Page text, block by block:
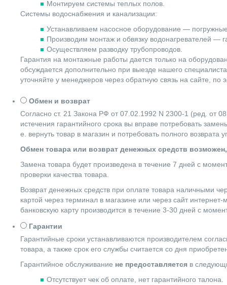
Монтируем системы теплых полов.
Системы водоснабжения и канализации:
Устанавливаем насосное оборудование —
Производим монтаж и обвязку водонагревателей —
Осуществляем разводку трубопроводов.
Гарантия на монтажные работы дается только на
обсуждается дополнительно при выезде нашего
уточняйте у менеджеров через обратную связь на сайте,
Обмен и возврат
Согласно ст. 21 Закона РФ от 07.02.1992 N 2300-1 (ред. от
истечения гарантийного срока вы вправе потребовать
е. вернуть товар в магазин и потребовать полного
Обмен товара или возврат денежных средств
Замена товара будет произведена в течение 7 дней с
проверки качества товара.
Возврат денежных средств при оплате товара наличными
картой через терминал в магазине или через сайт
банковскую карту производится в течение 3-30 дней с
Гарантии
Гарантийные сроки устанавливаются производителем
товара, а также срок его службы считается со дня
Гарантийное обслуживание не предоставляется в
Отсутствует чек об оплате, нет гарантийного талона.